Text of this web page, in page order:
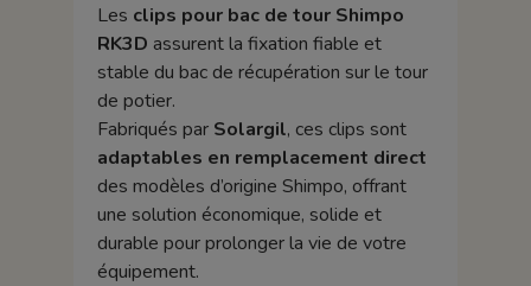
Les clips pour bac de tour Shimpo
RK3D assurent la fixation fiable et
stable du bac de récupération sur le tour
de potier.
Fabriqués par Solargil, ces clips sont
adaptables en remplacement direct
des modèles d’origine Shimpo, offrant
une solution économique, solide et
durable pour prolonger la vie de votre
équipement.